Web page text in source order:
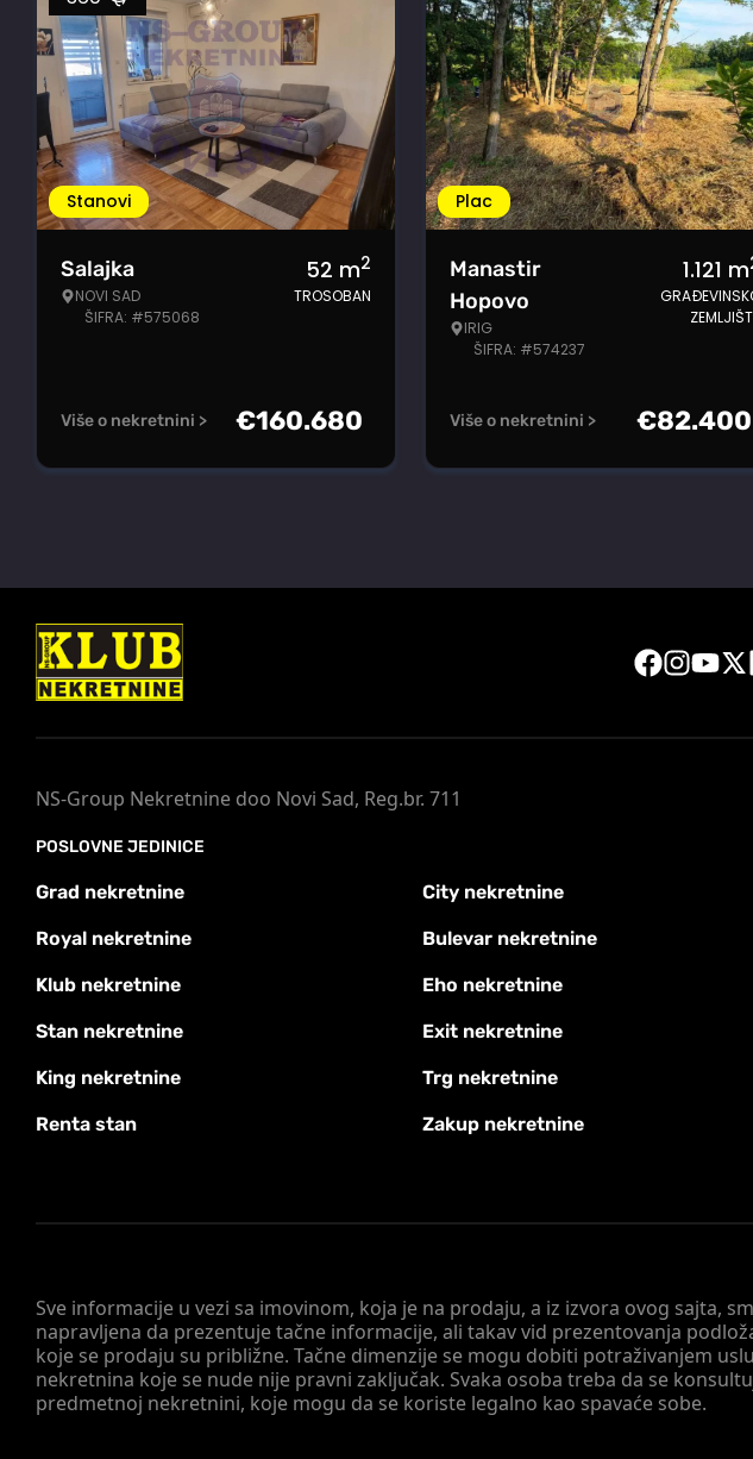
Stanovi
Salajka
NOVI SAD
ŠIFRA: #575068
52 m2
TROSOBAN
Više o nekretnini > €160.680
Plac
Manastir
Hopovo
IRIG
ŠIFRA: #574237
1.121 m
Više o nekretnini > €82.400
Sve informacije u vezi sa imovinom, koja je na prodaju, a iz izvora ovog sajta,
napravljena da prezentuje tačne informacije, ali takav vid prezentovanja
koje se prodaju su približne. Tačne dimenzije se mogu dobiti potraživanjem
nekretnina koje se nude nije pravni zaključak. Svaka osoba treba da se
predmetnoj nekretnini, koje mogu da se koriste legalno kao spavaće sobe.
NS-Group Nekretnine doo Novi Sad, Reg.br. 711
POSLOVNE JEDINICE
Grad nekretnine City nekretnine
Royal nekretnine Bulevar nekretnine
Klub nekretnine Eho nekretnine
Stan nekretnine Exit nekretnine
King nekretnine Trg nekretnine
Renta stan Zakup nekretnine